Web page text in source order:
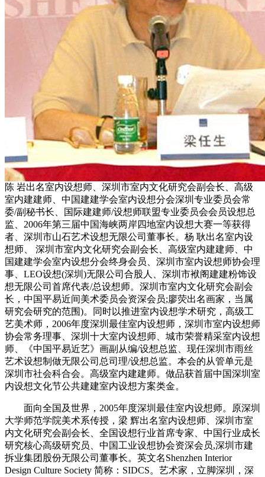
陈 岩出名室内设想师、深圳市室内文化研究会副会长、高级
室内建建师、中国建建学会室内设想分会深圳专业委员会常
委/副秘书长、国际建建师/设想师联盟专业委员会会员设想总
监、2006年第三届中国海峡两岸四地室内设想大赛一等获得
者、深圳市山石艺术设想无限公司董事长。杨 耿出名室内设
想师、 深圳市室内文化研究会副会长、高级室内建建师、中
国建建学会室内设想分会终身会员、深圳市室内设想师协会理
事、LEO设想(深圳)无限公司合股人、深圳市袱阁建建粉饰设
想无限公司首席代表/总设想师。深圳市室内文化研究会副会
长，中国平易近间美术委员会资深会员;廖荧出名画家，当属
研究会研究的范围)。同时以推进室内设想学术研究，高级工
艺美术师，2006年度深圳最佳室内设想师，深圳市室内设想师
协会常务理事、深圳十大室内设想师、城市荣誉精采室内设想
师、《中国平易近艺》画副从编/设想总监、现任深圳市雨丝
艺术设想制做无限公司总司理/设想总监。本会的从管单元是
深圳市社会科合会。高级室内建建师。做品获首届中国深圳室
内设想文化节公共建建室内设想方案类金。
面向全国及世界，2005年度深圳最佳室内设想师。原深圳
大学师范学院美术系传授，梁 辉出名室内设想师、深圳市室
内文化研究会副会长、全国设想行业首席专家、中国行业成长
研究核心高级研究员、中国工业设想协会资深会员,深圳市建
拆业集团股份无限公司董事长。英文名Shenzhen Interior
Design Culture Society 简称：SIDCS。艺术家，立脚深圳，深